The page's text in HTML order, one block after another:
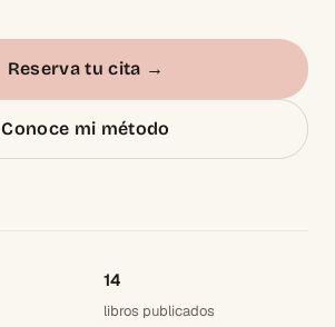
Reserva tu cita →
Conoce mi método
14
libros publicados